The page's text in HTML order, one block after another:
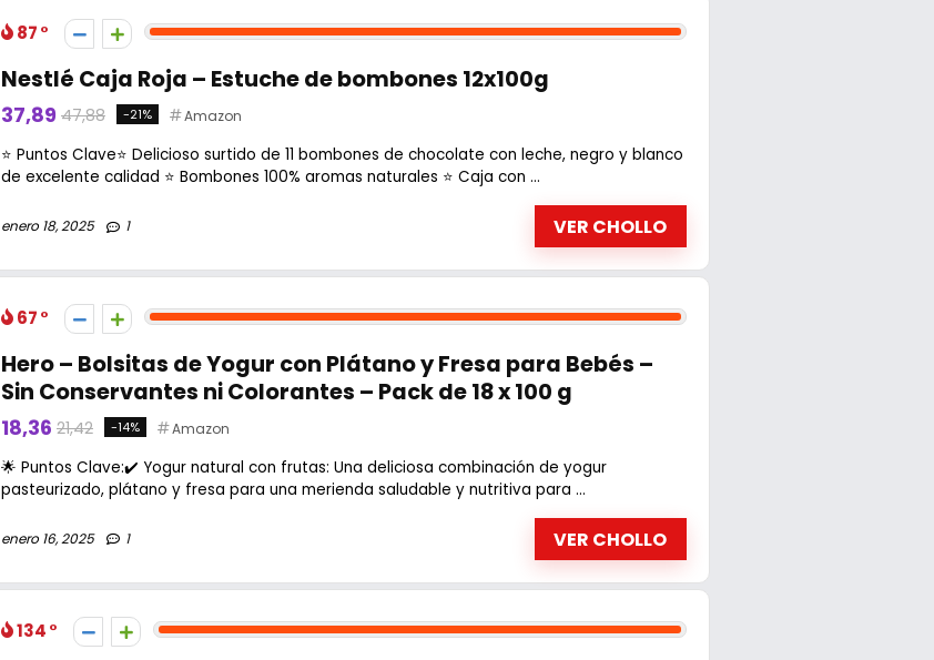
87
Nestlé Caja Roja – Estuche de bombones 12x100g
37,89 47,88 -21% Amazon
⭐ Puntos Clave⭐ Delicioso surtido de 11 bombones de chocolate con leche, negro y blanco
de excelente calidad ⭐ Bombones 100% aromas naturales ⭐ Caja con ...
enero 18, 2025 1 VER CHOLLO
67
Hero – Bolsitas de Yogur con Plátano y Fresa para Bebés –
Sin Conservantes ni Colorantes – Pack de 18 x 100 g
18,36 21,42 -14% Amazon
🌟 Puntos Clave:✔️ Yogur natural con frutas: Una deliciosa combinación de yogur
pasteurizado, plátano y fresa para una merienda saludable y nutritiva para ...
enero 16, 2025 1 VER CHOLLO
134